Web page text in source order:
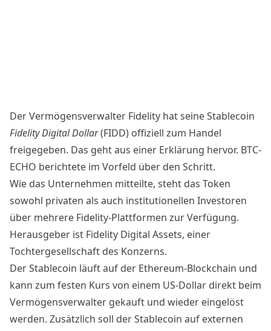
Der Vermögensverwalter Fidelity hat seine Stablecoin
Fidelity Digital Dollar(FIDD) offiziell zum Handel
freigegeben. Das geht aus einer Erklärung hervor. BTC-
ECHO berichtete im Vorfeld über den Schritt.
Wie das Unternehmen mitteilte, steht das Token
sowohl privaten als auch institutionellen Investoren
über mehrere Fidelity-Plattformen zur Verfügung.
Herausgeber ist Fidelity Digital Assets, einer
Tochtergesellschaft des Konzerns.
Der Stablecoin läuft auf der Ethereum-Blockchain und
kann zum festen Kurs von einem US-Dollar direkt beim
Vermögensverwalter gekauft und wieder eingelöst
werden. Zusätzlich soll der Stablecoin auf externen